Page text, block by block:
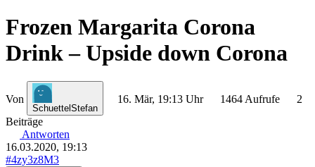
Frozen Margarita Corona
Drink – Upside down Corona
Von
SchuettelStefan
16. Mär, 19:13 Uhr 1464 Aufrufe
2
Beiträge
Antworten
16.03.2020, 19:13
#4zy3z8M3